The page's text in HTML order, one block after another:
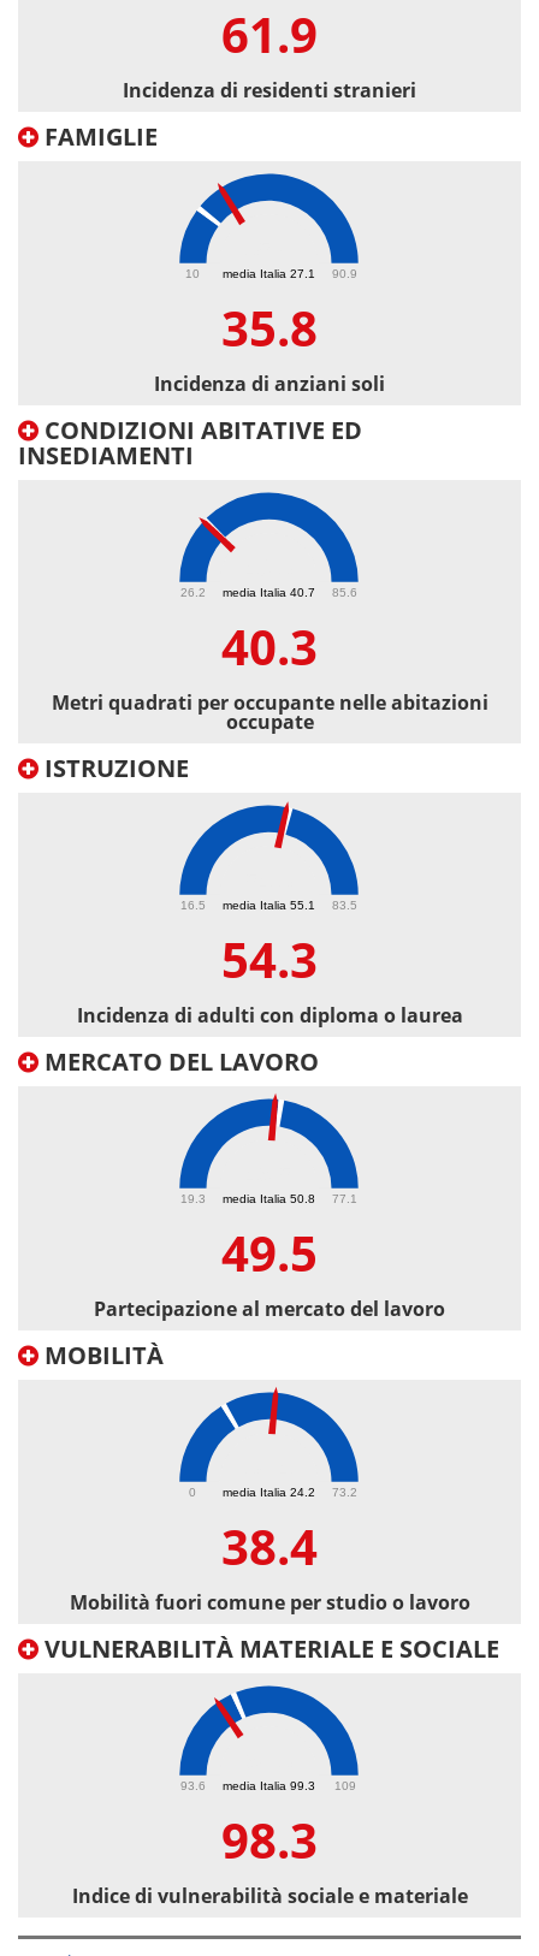
61.9
Incidenza di residenti stranieri
FAMIGLIE
media Italia 27.1
10 90.9
35.8
Incidenza di anziani soli
CONDIZIONI ABITATIVE ED
INSEDIAMENTI
media Italia 40.7
26.2 85.6
40.3
Metri quadrati per occupante nelle abitazioni
occupate
ISTRUZIONE
media Italia 55.1
16.5 83.5
54.3
Incidenza di adulti con diploma o laurea
MERCATO DEL LAVORO
media Italia 50.8
19.3 77.1
49.5
Partecipazione al mercato del lavoro
MOBILITÀ
media Italia 24.2
0 73.2
38.4
Mobilità fuori comune per studio o lavoro
VULNERABILITÀ MATERIALE E SOCIALE
media Italia 99.3
93.6 109
98.3
Indice di vulnerabilità sociale e materiale